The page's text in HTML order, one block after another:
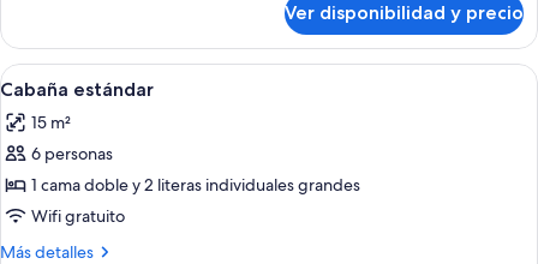
Deluxe,
habitaciones,
al
océano
Ver disponibilidad y precio
Ver
todas
las
fotos
de
Cabaña
estándar
Habitación de hotel con cama,
5
Cabaña estándar
15 m²
6 personas
1 cama doble y 2 literas individuales grandes
Wifi gratuito
Más detalles
Más